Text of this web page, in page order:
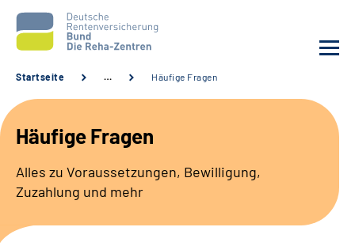
Aktuelles
Unsere Kliniken
Reha von A bis Z
Karriere
Startseite … Häufige Fragen
Häufige Fragen
Alles zu Voraussetzungen, Bewilligung,
Zuzahlung und mehr